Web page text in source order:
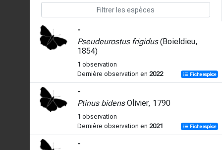
-
Pseudeurostus frigidus(Boieldieu,
1854)
1 observation
Dernière observation en 2022 Fiche espèce
-
Ptinus bidensOlivier, 1790
1 observation
Dernière observation en 2021 Fiche espèce
-